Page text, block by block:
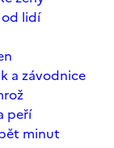
lidí
a závodnice
peří
minut